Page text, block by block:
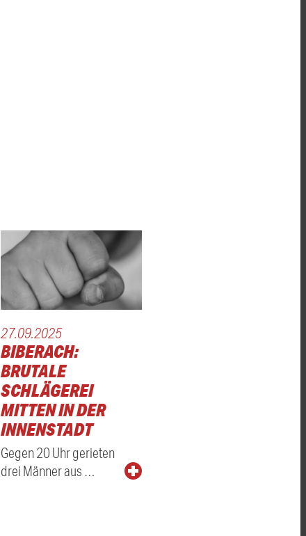
27.09.2025
BIBERACH:
BRUTALE
SCHLÄGEREI
MITTEN IN DER
INNENSTADT
Gegen 20 Uhr gerieten
drei Männer aus …